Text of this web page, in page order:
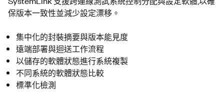
保版本一致性並減少設定漂移。
集中化的封裝摘要與版本能見度
遠端部署與迴送工作流程
以儲存的軟體狀態進行系統複製
不同系統的軟體狀態比較
標準化檢測